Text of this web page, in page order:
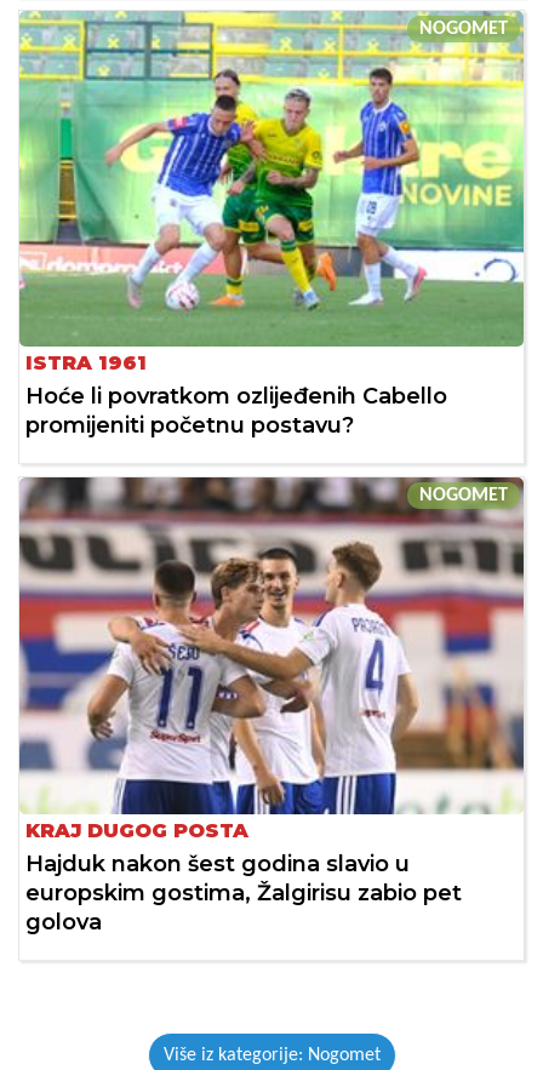
NOGOMET
ISTRA 1961
Hoće li povratkom ozlijeđenih Cabello
promijeniti početnu postavu?
NOGOMET
KRAJ DUGOG POSTA
Hajduk nakon šest godina slavio u
europskim gostima, Žalgirisu zabio pet
golova
Više iz kategorije: Nogomet